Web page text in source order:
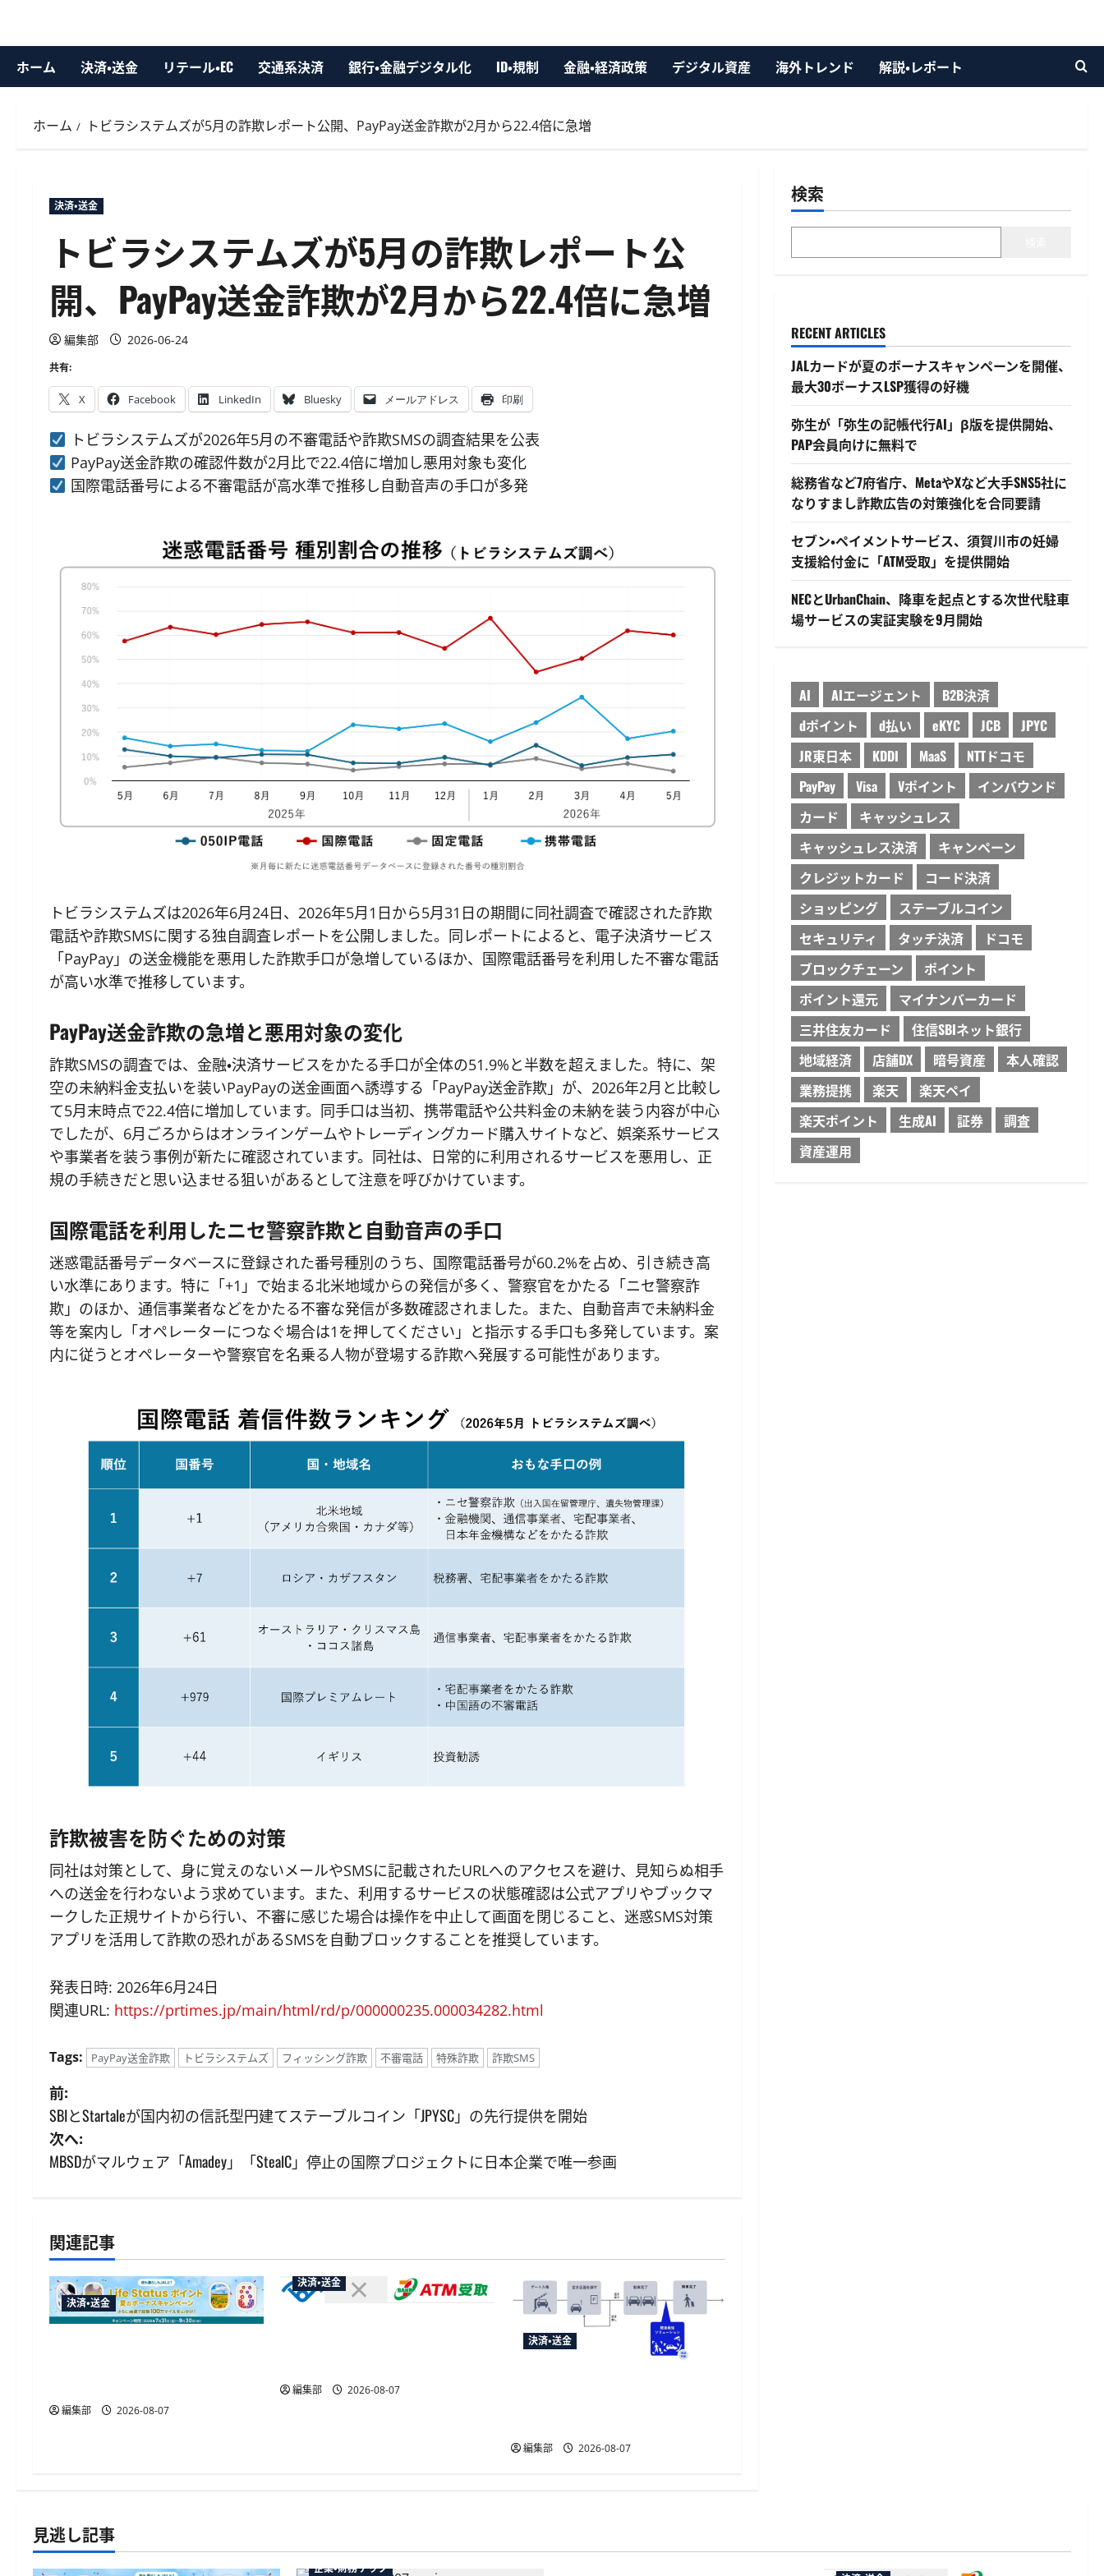
ホーム 決済・送金 リテール・EC 交通系決済 銀行・金融デジタル化 ID・規制 金融・経済政策 デジタル資産 海外トレンド 解説・レポート
ホーム トビラシステムズが5月の詐欺レポート公開、PayPay送金詐欺が2月から22.4倍に急増
決済・送金
トビラシステムズが5月の詐欺レポート公
開、PayPay送金詐欺が2月から22.4倍に急増
編集部 2026-06-24
共有:
X Facebook LinkedIn Bluesky メールアドレス 印刷
トビラシステムズが2026年5月の不審電話や詐欺SMSの調査結果を公表
PayPay送金詐欺の確認件数が2月比で22.4倍に増加し悪用対象も変化
国際電話番号による不審電話が高水準で推移し自動音声の手口が多発
トビラシステムズは2026年6月24日、2026年5月1日から5月31日の期間に同社調査で確認された詐欺
電話や詐欺SMSに関する独自調査レポートを公開しました。同レポートによると、電子決済サービス
「PayPay」の送金機能を悪用した詐欺手口が急増しているほか、国際電話番号を利用した不審な電話
が高い水準で推移しています。
PayPay送金詐欺の急増と悪用対象の変化
詐欺SMSの調査では、金融・決済サービスをかたる手口が全体の51.9%と半数を超えました。特に、架
空の未納料金支払いを装いPayPayの送金画面へ誘導する「PayPay送金詐欺」が、2026年2月と比較し
て5月末時点で22.4倍に増加しています。同手口は当初、携帯電話や公共料金の未納を装う内容が中心
でしたが、6月ごろからはオンラインゲームやトレーディングカード購入サイトなど、娯楽系サービス
や事業者を装う事例が新たに確認されています。同社は、日常的に利用されるサービスを悪用し、正
規の手続きだと思い込ませる狙いがあるとして注意を呼びかけています。
国際電話を利用したニセ警察詐欺と自動音声の手口
迷惑電話番号データベースに登録された番号種別のうち、国際電話番号が60.2%を占め、引き続き高
い水準にあります。特に「+1」で始まる北米地域からの発信が多く、警察官をかたる「ニセ警察詐
欺」のほか、通信事業者などをかたる不審な発信が多数確認されました。また、自動音声で未納料金
等を案内し「オペレーターにつなぐ場合は1を押してください」と指示する手口も多発しています。案
内に従うとオペレーターや警察官を名乗る人物が登場する詐欺へ発展する可能性があります。
詐欺被害を防ぐための対策
同社は対策として、身に覚えのないメールやSMSに記載されたURLへのアクセスを避け、見知らぬ相手
への送金を行わないよう求めています。また、利用するサービスの状態確認は公式アプリやブックマ
ークした正規サイトから行い、不審に感じた場合は操作を中止して画面を閉じること、迷惑SMS対策
アプリを活用して詐欺の恐れがあるSMSを自動ブロックすることを推奨しています。
発表日時: 2026年6月24日
関連URL: https://prtimes.jp/main/html/rd/p/000000235.000034282.html
Tags: PayPay送金詐欺 トビラシステムズ フィッシング詐欺 不審電話 特殊詐欺 詐欺SMS
投
稿
ナ
ゲ
ー
シ
前:
SBIとStartaleが国内初の信託型円建てステーブルコイン「JPYSC」の先行提供を開始
次へ:
MBSDがマルウェア「Amadey」「StealC」停止の国際プロジェクトに日本企業で唯一参画
関連記事
決済・送金
編集部 2026-08-07
決済・送金
編集部 2026-08-07
決済・送金
編集部 2026-08-07
検索
RECENT ARTICLES
JALカードが夏のボーナスキャンペーンを開催、
最大30ボーナスLSP獲得の好機
弥生が「弥生の記帳代行AI」β版を提供開始、
PAP会員向けに無料で
総務省など7府省庁、MetaやXなど大手SNS5社に
なりすまし詐欺広告の対策強化を合同要請
セブン・ペイメントサービス、須賀川市の妊婦
支援給付金に「ATM受取」を提供開始
NECとUrbanChain、降車を起点とする次世代駐車
場サービスの実証実験を9月開始
AI AIエージェント
B2B決済
dポイント
d払い eKYC JCB
JPYC
JR東日本
KDDI MaaS
NTTドコモ
PayPay
Visa Vポイント
インバウンド
カード
キャッシュレス
キャッシュレス決済
キャンペーン
クレジットカード
コード決済
ショッピング
ステーブルコイン
セキュリティ
タッチ決済
ドコモ
ブロックチェーン
ポイント
ポイント還元
マイナンバーカード
三井住友カード
住信SBIネット銀行
地域経済
店舗DX 暗号資産
本人確認
業務提携
楽天
楽天ペイ
楽天ポイント
生成AI 証券
調査
資産運用
見逃し記事
企業・財務テック